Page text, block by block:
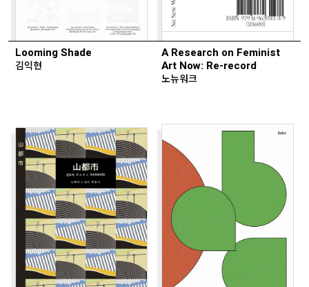
Looming Shade
김익현
A Research on Feminist
Art Now: Re-record
노뉴워크